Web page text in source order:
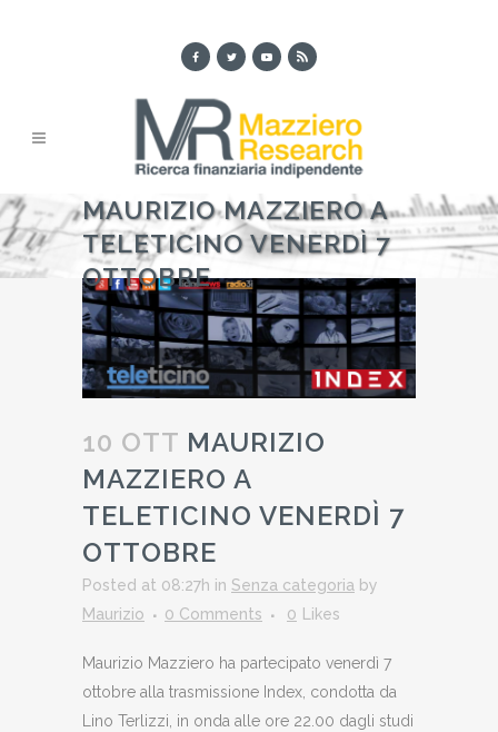
MAURIZIO MAZZIERO A
TELETICINO VENERDÌ 7
OTTOBRE
10 OTT MAURIZIO
MAZZIERO A
TELETICINO VENERDÌ 7
OTTOBRE
Posted at 08:27h in Senza categoria by
Maurizio
0 Comments 0 Likes
Maurizio Mazziero ha partecipato venerdì 7
ottobre alla trasmissione Index, condotta da
Lino Terlizzi, in onda alle ore 22.00 dagli studi